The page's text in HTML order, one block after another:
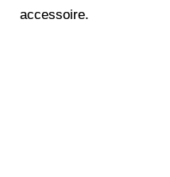
accessoire.